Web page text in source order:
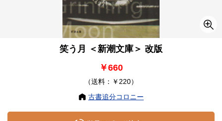
笑う月 ＜新潮文庫＞ 改版
￥660
（送料：￥220）
古書追分コロニー